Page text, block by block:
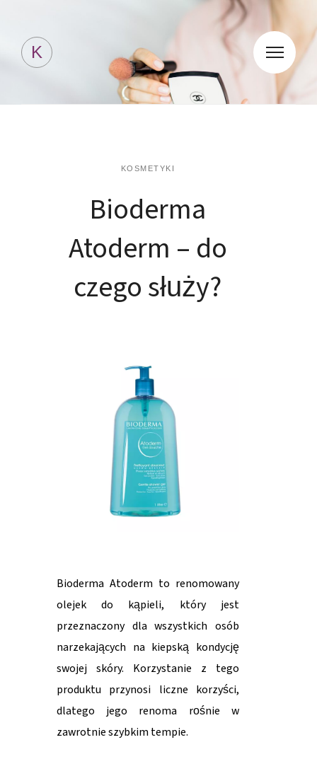
K
KOSMETYKI
Bioderma
Atoderm – do
czego służy?
Bioderma Atoderm to renomowany
olejek do kąpieli, który jest
przeznaczony dla wszystkich osób
narzekających na kiepską kondycję
swojej skóry. Korzystanie z tego
produktu przynosi liczne korzyści,
dlatego jego renoma rośnie w
zawrotnie szybkim tempie.